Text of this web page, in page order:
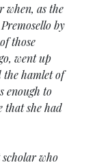
when, as the
by
those
went up
the hamlet of
enough to
that she had
who